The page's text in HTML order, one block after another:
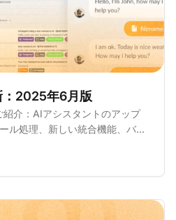
2025年6月版
介：AIアシスタントのアップ
ル処理、新しい統合機能、バグ